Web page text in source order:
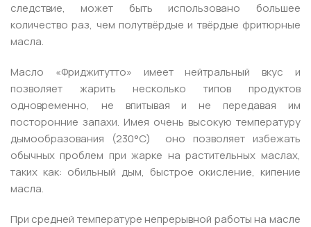
следствие, может быть использовано большее
количество раз, чем полутвёрдые и твёрдые фритюрные
масла.
Масло «Фриджитутто» имеет нейтральный вкус и
позволяет жарить несколько типов продуктов
одновременно, не впитывая и не передавая им
посторонние запахи. Имея очень высокую температуру
дымообразования (230°С) оно позволяет избежать
обычных проблем при жарке на растительных маслах,
таких как: обильный дым, быстрое окисление, кипение
масла.
При средней температуре непрерывной работы на масле